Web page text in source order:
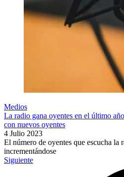
Medios
La radio gana oyentes en el último
con nuevos oyentes
4 Julio 2023
El número de oyentes que escucha la
incrementándose
Siguiente